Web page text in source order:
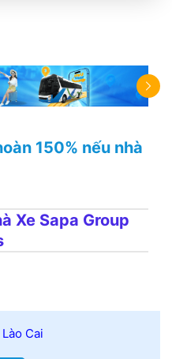
150% nếu nhà
Xe Sapa Group
Cai